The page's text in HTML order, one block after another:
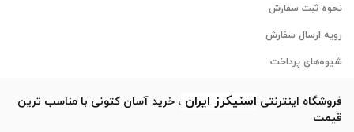
نحوه ثبت سفارش
رویه ارسال سفارش
شیوه‌های پرداخت
فروشگاه اینترنتی اسنیکرز ایران ، خرید آسان کتونی با مناسب ترین
قیمت